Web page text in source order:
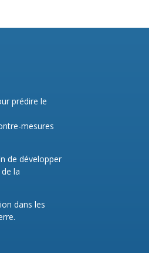
prédire le
mesures
de développer
la
dans les